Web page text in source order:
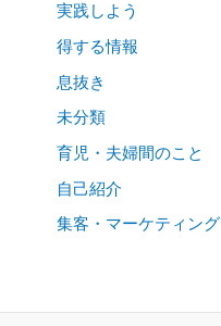
実践しよう
得する情報
息抜き
未分類
育児・夫婦間のこと
自己紹介
集客・マーケティング